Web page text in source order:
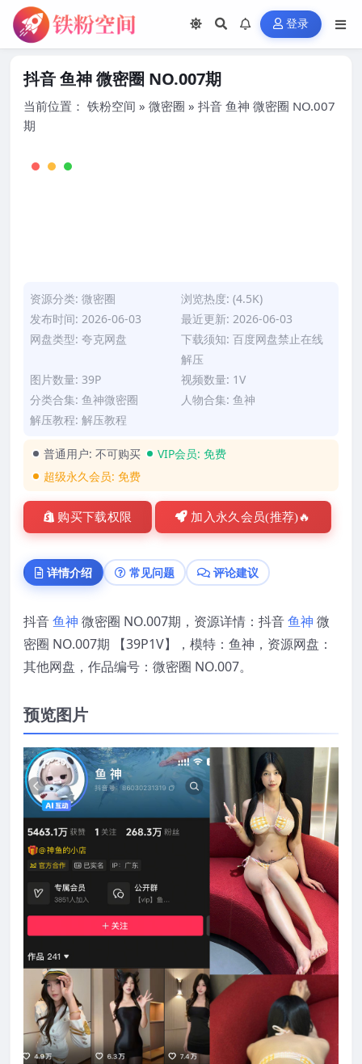
登录
抖音 鱼神 微密圈 NO.007期
当前位置： 铁粉空间 » 微密圈 » 抖音 鱼神 微密圈 NO.007
期
资源分类: 微密圈
浏览热度: (4.5K)
发布时间: 2026-06-03
最近更新: 2026-06-03
网盘类型: 夸克网盘
下载须知: 百度网盘禁止在线
解压
图片数量: 39P
视频数量: 1V
分类合集: 鱼神微密圈 人物合集: 鱼神
解压教程: 解压教程
普通用户: 不可购买 VIP会员: 免费
超级永久会员: 免费
购买下载权限 加入永久会员(推荐)🔥
详情介绍 常见问题 评论建议
抖音鱼神 微密圈 NO.007期，资源详情：抖音鱼神 微
密圈 NO.007期 【39P1V】，模特：鱼神，资源网盘：
其他网盘，作品编号：微密圈 NO.007。
预览图片